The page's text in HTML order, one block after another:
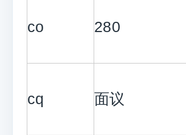
co 280
cq 面议